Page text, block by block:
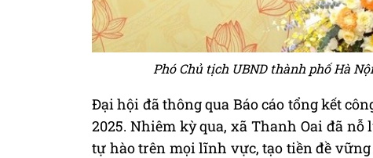
Phó Chủ tịch UBND thành phố Hà
Đại hội đã thông qua Báo cáo tổng kết
2025. Nhiêm kỳ qua, xã Thanh Oai đã
tự hào trên mọi lĩnh vực, tạo tiền đề